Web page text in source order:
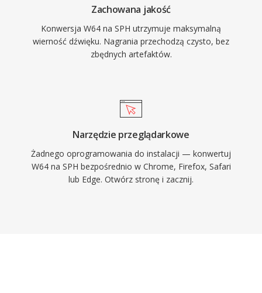
Zachowana jakość
Konwersja W64 na SPH utrzymuje maksymalną
wierność dźwięku. Nagrania przechodzą czysto, bez
zbędnych artefaktów.
Narzędzie przeglądarkowe
Żadnego oprogramowania do instalacji — konwertuj
W64 na SPH bezpośrednio w Chrome, Firefox, Safari
lub Edge. Otwórz stronę i zacznij.